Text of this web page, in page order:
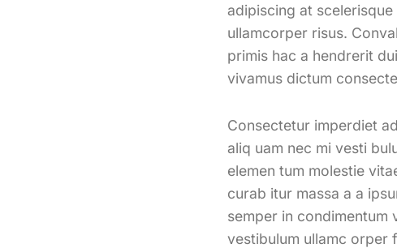
adipiscing at
ullamcorper risus.
primis hac a hendrerit
vivamus dictum
Consectetur imperdiet
aliq uam nec mi vesti
elemen tum molestie
curab itur massa a a
semper in condimentum
vestibulum ullamc orper